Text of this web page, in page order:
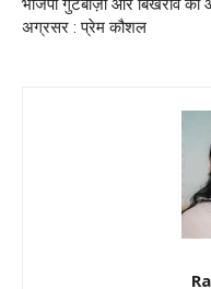
भाजपा गुटबाज़ी और बिखराव की
अग्रसर : प्रेम कौशल